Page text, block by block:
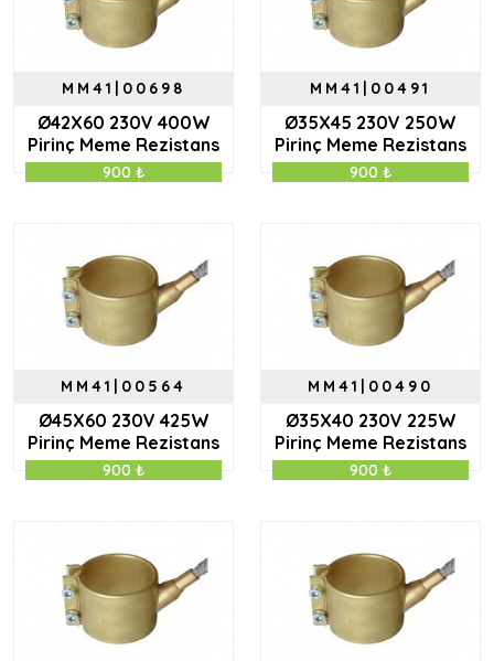
MM41|00698
Ø42X60 230V 400W
Pirinç Meme Rezistans
900 ₺
MM41|00491
Ø35X45 230V 250W
Pirinç Meme Rezistans
900 ₺
MM41|00564
Ø45X60 230V 425W
Pirinç Meme Rezistans
900 ₺
MM41|00490
Ø35X40 230V 225W
Pirinç Meme Rezistans
900 ₺